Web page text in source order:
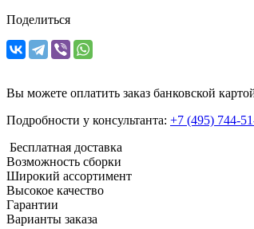
Поделиться
Вы можете оплатить заказ банковской
Подробности у консультанта: +7 (495) 744-
Бесплатная доставка
Возможность сборки
Широкий ассортимент
Высокое качество
Гарантии
Варианты заказа